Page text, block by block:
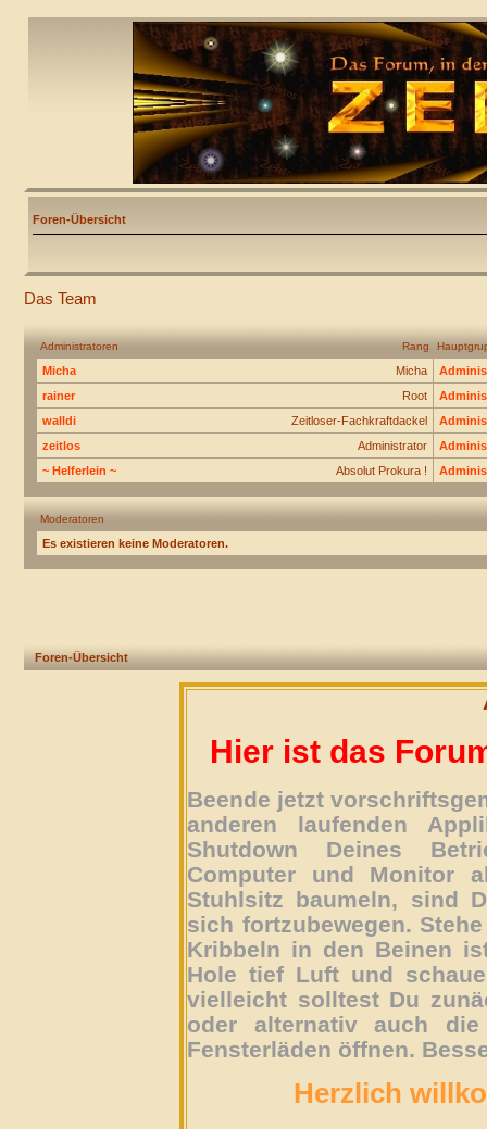
Foren-Übersicht
Das Team
Rang
Administratoren
Micha
Micha
Root
rainer
Zeitloser-Fachkraftdackel
walldi
Administrator
zeitlos
Absolut Prokura !
~ Helferlein ~
Moderatoren
Es existieren keine Moderatoren.
Foren-Übersicht
Hier ist das
Beende jetzt
anderen laufenden
Shutdown Deines
Computer und Monitor
Stuhlsitz baumeln, sind
sich fortzubewegen.
Kribbeln in den Beinen
Hole tief Luft und
vielleicht solltest Du
oder alternativ auch
Fensterläden öffnen.
Herzlich